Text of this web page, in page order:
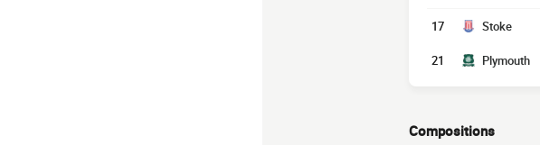
17 Stoke
21 Plymouth
Compositions